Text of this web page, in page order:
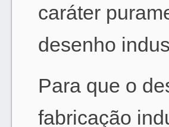
caráter
desenho
Para que o
fabricação